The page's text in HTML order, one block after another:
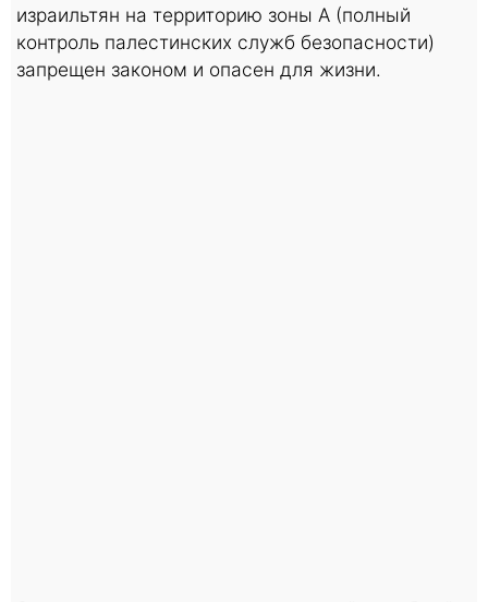
израильтян на территорию зоны A (полный
контроль палестинских служб безопасности)
запрещен законом и опасен для жизни.